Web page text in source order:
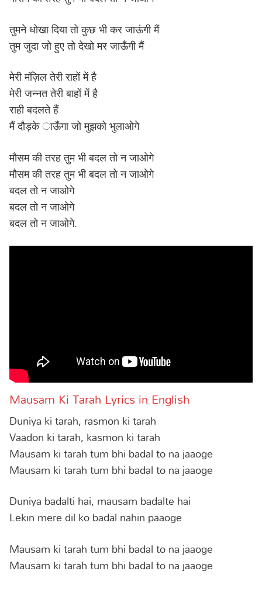
तुमने धोखा दिया तो कुछ भी कर जाऊंगी मैं
तुम जुदा जो हुए तो देखो मर जाऊँगी मैं
मेरी मंज़िल तेरी राहों में है
मेरी जन्नत तेरी बाहों में है
राही बदलते हैं
मैं दौड़के ाऊँगा जो मुझको भुलाओगे
मौसम की तरह तुम भी बदल तो न जाओगे
मौसम की तरह तुम भी बदल तो न जाओगे
बदल तो न जाओगे
बदल तो न जाओगे
बदल तो न जाओगे.
Mausam Ki Tarah Lyrics in English
Duniya ki tarah, rasmon ki tarah
Vaadon ki tarah, kasmon ki tarah
Mausam ki tarah tum bhi badal to na jaaoge
Mausam ki tarah tum bhi badal to na jaaoge
Duniya badalti hai, mausam badalte hai
Lekin mere dil ko badal nahin paaoge
Mausam ki tarah tum bhi badal to na jaaoge
Mausam ki tarah tum bhi badal to na jaaoge